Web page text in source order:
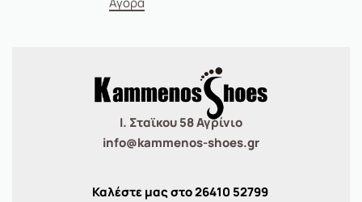
Ι. Σταϊκου 58 Αγρίνιο
info@kammenos-shoes.gr
Καλέστε μας στο26410 52799